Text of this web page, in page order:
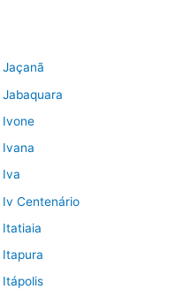
Ivone
Iva
Iv Centenário
Itatiaia
Itapura
Itápolis